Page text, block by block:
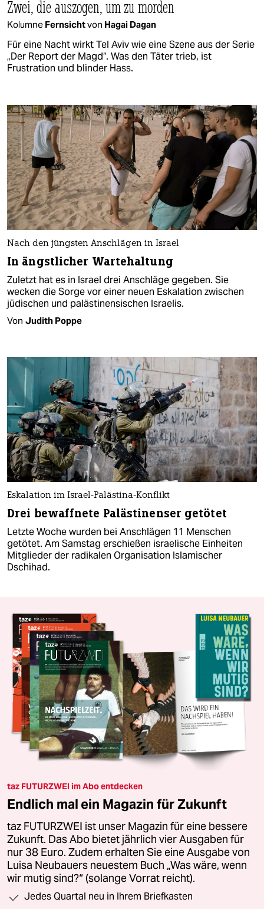
Zwei, die auszogen, um zu morden
Kolumne Fernsichtvon Hagai Dagan
Für eine Nacht wirkt Tel Aviv wie eine Szene aus der Serie
„Der Report der Magd“. Was den Täter trieb, ist
Frustration und blinder Hass.
Nach den jüngsten Anschlägen in Israel
In ängstlicher Wartehaltung
Zuletzt hat es in Israel drei Anschläge gegeben. Sie
wecken die Sorge vor einer neuen Eskalation zwischen
jüdischen und palästinensischen Israelis.
Von Judith Poppe
Eskalation im Israel-Palästina-Konflikt
Drei bewaffnete Palästinenser getötet
Letzte Woche wurden bei Anschlägen 11 Menschen
getötet. Am Samstag erschießen israelische Einheiten
Mitglieder der radikalen Organisation Islamischer
Dschihad.
taz FUTURZWEI im Abo entdecken
Endlich mal ein Magazin für Zukunft
taz FUTURZWEI ist unser Magazin für eine bessere
Zukunft. Das Abo bietet jährlich vier Ausgaben für
nur 38 Euro. Zudem erhalten Sie eine Ausgabe von
Luisa Neubauers neuestem Buch „Was wäre, wenn
wir mutig sind?“ (solange Vorrat reicht).
Jedes Quartal neu in Ihrem Briefkasten